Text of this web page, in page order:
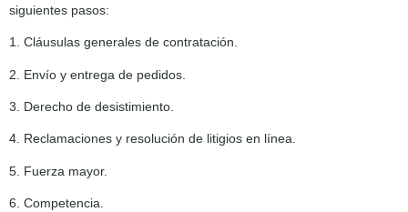
siguientes pasos:
1. Cláusulas generales de contratación.
2. Envío y entrega de pedidos.
3. Derecho de desistimiento.
4. Reclamaciones y resolución de litigios en línea.
5. Fuerza mayor.
6. Competencia.